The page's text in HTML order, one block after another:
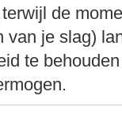
de
van je slag)
te